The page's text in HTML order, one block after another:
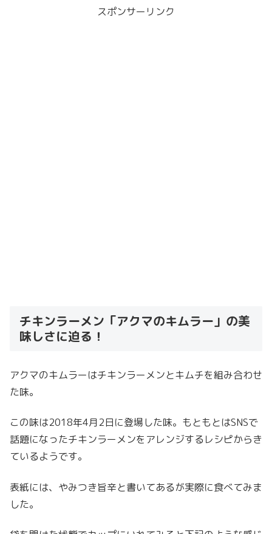
スポンサーリンク
チキンラーメン「アクマのキムラー」の美
味しさに迫る！
アクマのキムラーはチキンラーメンとキムチを組み合わせ
た味。
この味は2018年4月2日に登場した味。もともとはSNSで
話題になったチキンラーメンをアレンジするレシピからき
ているようです。
表紙には、やみつき旨辛と書いてあるが実際に食べてみま
した。